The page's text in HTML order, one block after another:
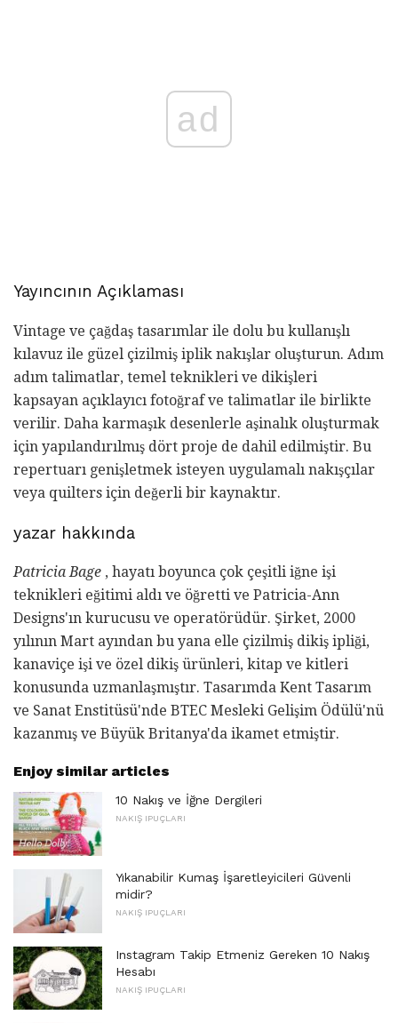
ad
Yayıncının Açıklaması
Vintage ve çağdaş tasarımlar ile dolu bu kullanışlı
kılavuz ile güzel çizilmiş iplik nakışlar oluşturun. Adım
adım talimatlar, temel teknikleri ve dikişleri
kapsayan açıklayıcı fotoğraf ve talimatlar ile birlikte
verilir. Daha karmaşık desenlerle aşinalık oluşturmak
için yapılandırılmış dört proje de dahil edilmiştir. Bu
repertuarı genişletmek isteyen uygulamalı nakışçılar
veya quilters için değerli bir kaynaktır.
yazar hakkında
Patricia Bage , hayatı boyunca çok çeşitli iğne işi
teknikleri eğitimi aldı ve öğretti ve Patricia-Ann
Designs'ın kurucusu ve operatörüdür. Şirket, 2000
yılının Mart ayından bu yana elle çizilmiş dikiş ipliği,
kanaviçe işi ve özel dikiş ürünleri, kitap ve kitleri
konusunda uzmanlaşmıştır. Tasarımda Kent Tasarım
ve Sanat Enstitüsü'nde BTEC Mesleki Gelişim Ödülü'nü
kazanmış ve Büyük Britanya'da ikamet etmiştir.
Enjoy similar articles
10 Nakış ve İğne Dergileri
NAKIŞ IPUÇLARI
Yıkanabilir Kumaş İşaretleyicileri Güvenli
midir?
NAKIŞ IPUÇLARI
Instagram Takip Etmeniz Gereken 10 Nakış
Hesabı
NAKIŞ IPUÇLARI